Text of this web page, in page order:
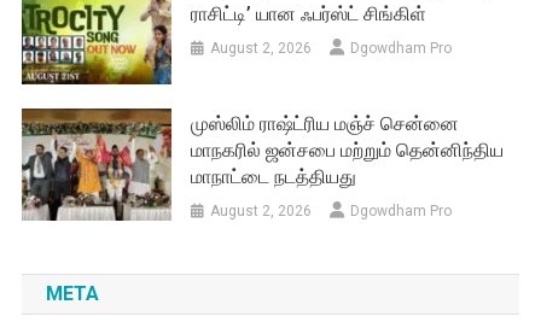
ராசிட்டி’ யான ஃபர்ஸ்ட் சிங்கிள்
August 2, 2026 Dgowdham Pro
முஸ்லிம் ராஷ்ட்ரிய மஞ்ச் சென்னை
மாநகரில் ஜன்சபை மற்றும் தென்னிந்திய
மாநாட்டை நடத்தியது
August 2, 2026 Dgowdham Pro
META